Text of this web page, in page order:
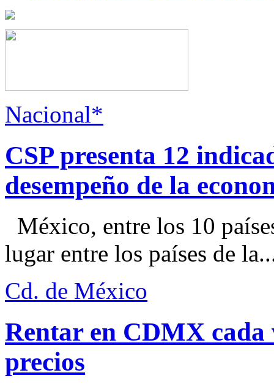
Nacional*
CSP presenta 12
desempeño de la
México, entre los 10
lugar entre los países de
Cd. de México
Rentar en CDMX cada
precios